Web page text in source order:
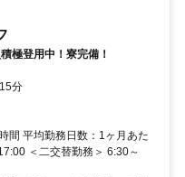
極登用中！寮完備！
分
間 平均勤務日数：1ヶ月あた
＜二交替勤務＞ 6:30～